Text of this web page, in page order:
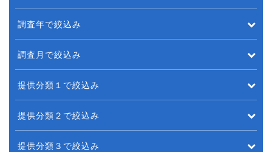
調査年で絞込み
調査月で絞込み
提供分類１で絞込み
提供分類２で絞込み
提供分類３で絞込み